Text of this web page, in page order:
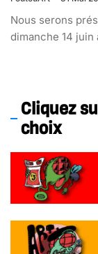
Nous serons
dimanche 14 juin
Cliquez
choix